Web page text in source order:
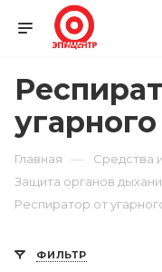
угарного
Главная — Средства
Защита органов
Респиратор от
ФИЛЬТР